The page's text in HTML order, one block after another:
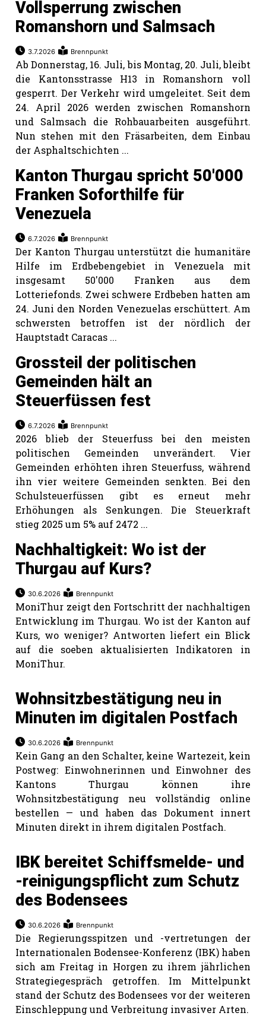
Vollsperrung zwischen
Romanshorn und Salmsach
3.7.2026 Brennpunkt
Ab Donnerstag, 16. Juli, bis Montag, 20. Juli, bleibt
die Kantonsstrasse H13 in Romanshorn voll
gesperrt. Der Verkehr wird umgeleitet. Seit dem
24. April 2026 werden zwischen Romanshorn
und Salmsach die Rohbauarbeiten ausgeführt.
Nun stehen mit den Fräsarbeiten, dem Einbau
der Asphaltschichten ...
Kanton Thurgau spricht 50'000
Franken Soforthilfe für
Venezuela
6.7.2026 Brennpunkt
Der Kanton Thurgau unterstützt die humanitäre
Hilfe im Erdbebengebiet in Venezuela mit
insgesamt 50'000 Franken aus dem
Lotteriefonds. Zwei schwere Erdbeben hatten am
24. Juni den Norden Venezuelas erschüttert. Am
schwersten betroffen ist der nördlich der
Hauptstadt Caracas ...
Grossteil der politischen
Gemeinden hält an
Steuerfüssen fest
6.7.2026 Brennpunkt
2026 blieb der Steuerfuss bei den meisten
politischen Gemeinden unverändert. Vier
Gemeinden erhöhten ihren Steuerfuss, während
ihn vier weitere Gemeinden senkten. Bei den
Schulsteuerfüssen gibt es erneut mehr
Erhöhungen als Senkungen. Die Steuerkraft
stieg 2025 um 5% auf 2472 ...
Nachhaltigkeit: Wo ist der
Thurgau auf Kurs?
30.6.2026 Brennpunkt
MoniThur zeigt den Fortschritt der nachhaltigen
Entwicklung im Thurgau. Wo ist der Kanton auf
Kurs, wo weniger? Antworten liefert ein Blick
auf die soeben aktualisierten Indikatoren in
MoniThur.
Wohnsitzbestätigung neu in
Minuten im digitalen Postfach
30.6.2026 Brennpunkt
Kein Gang an den Schalter, keine Wartezeit, kein
Postweg: Einwohnerinnen und Einwohner des
Kantons Thurgau können ihre
Wohnsitzbestätigung neu vollständig online
bestellen — und haben das Dokument innert
Minuten direkt in ihrem digitalen Postfach.
IBK bereitet Schiffsmelde- und
-reinigungspflicht zum Schutz
des Bodensees
30.6.2026 Brennpunkt
Die Regierungsspitzen und -vertretungen der
Internationalen Bodensee-Konferenz (IBK) haben
sich am Freitag in Horgen zu ihrem jährlichen
Strategiegespräch getroffen. Im Mittelpunkt
stand der Schutz des Bodensees vor der weiteren
Einschleppung und Verbreitung invasiver Arten.